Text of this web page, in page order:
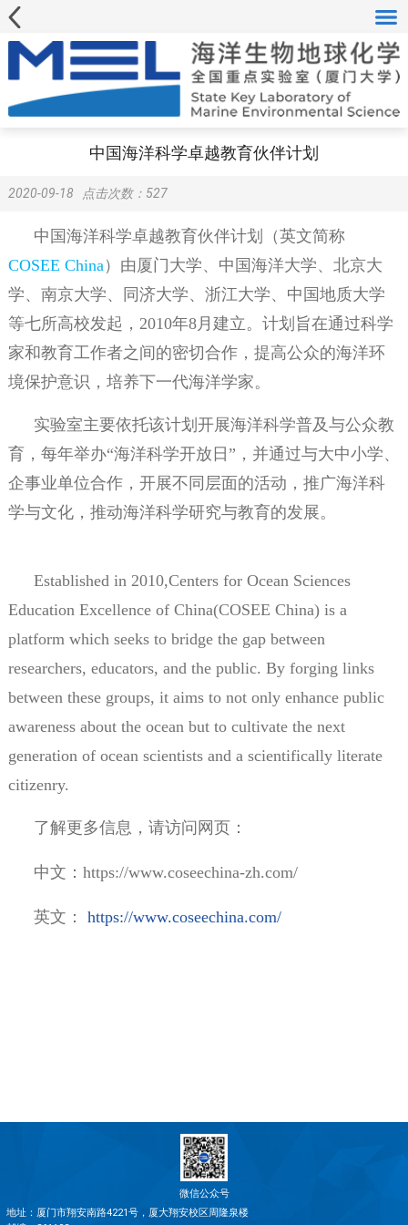
中国海洋科学卓越教育伙伴计划
2020-09-18 点击次数： 527
中国海洋科学卓越教育伙伴计划（英文简称
COSEE China）由厦门大学、中国海洋大学、北京大
学、南京大学、同济大学、浙江大学、中国地质大学
等七所高校发起，2010年8月建立。计划旨在通过科学
家和教育工作者之间的密切合作，提高公众的海洋环
境保护意识，培养下一代海洋学家。
实验室主要依托该计划开展海洋科学普及与公众教
育，每年举办“海洋科学开放日”，并通过与大中小学、
企事业单位合作，开展不同层面的活动，推广海洋科
学与文化，推动海洋科学研究与教育的发展。
Established in 2010,Centers for Ocean Sciences
Education Excellence of China(COSEE China) is a
platform which seeks to bridge the gap between
researchers, educators, and the public. By forging links
between these groups, it aims to not only enhance public
awareness about the ocean but to cultivate the next
generation of ocean scientists and a scientifically literate
citizenry.
了解更多信息，请访问网页：
中文： https://www.coseechina-zh.com/
英文： https://www.coseechina.com/
微信公众号
地址：厦门市翔安南路4221号，厦大翔安校区周隆泉楼